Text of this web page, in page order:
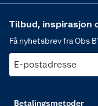
Tilbud, inspirasjon
Få nyhetsbrev fra Obs
E-postadresse
Betalingsmetoder